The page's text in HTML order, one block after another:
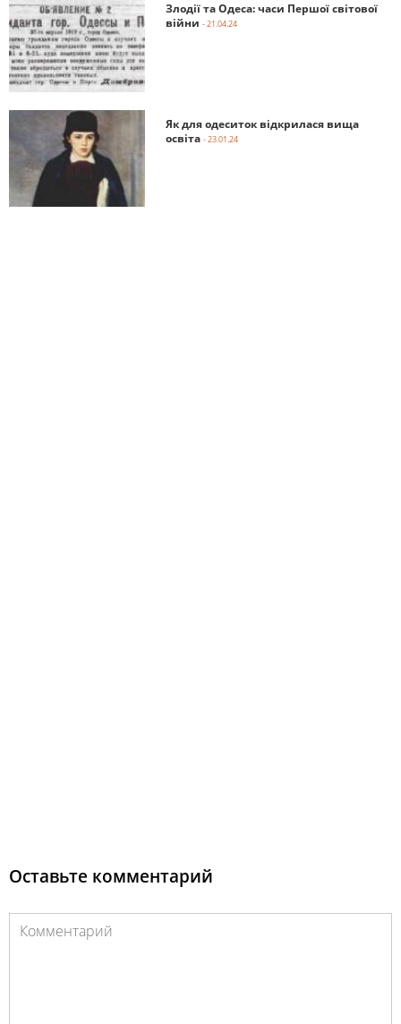
Злодії та Одеса: часи Першої світової
війни - 21.04.24
Як для одеситок відкрилася вища
освіта - 23.01.24
Оставьте комментарий